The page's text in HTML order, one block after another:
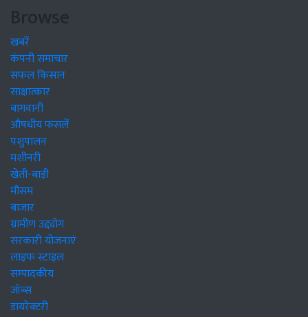
Browse
खबरें
कंपनी समाचार
सफल किसान
साक्षात्कार
बागवानी
औषधीय फसलें
पशुपालन
मशीनरी
खेती-बाड़ी
मौसम
बाजार
ग्रामीण उद्द्योग
सरकारी योजनाएं
लाइफ स्टाइल
सम्पादकीय
जॉब्स
डायरेक्टरी